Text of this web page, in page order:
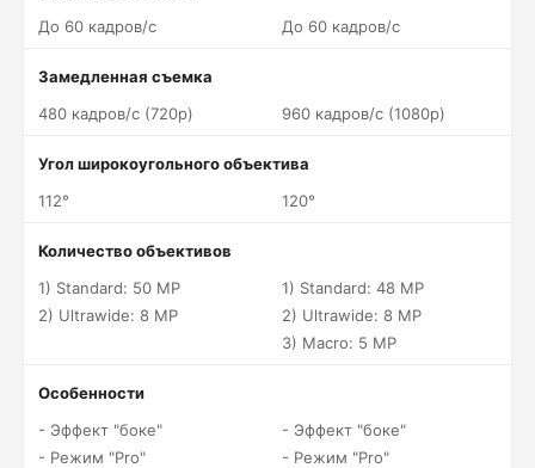
До 60 кадров/c
До 60 кадров/c
Замедленная съемка
480 кадров/c (720p)
960 кадров/c (1080p)
Угол широкоугольного объектива
112°
120°
Количество объективов
1) Standard: 50 MP
2) Ultrawide: 8 MP
1) Standard: 48 MP
2) Ultrawide: 8 MP
3) Macro: 5 MP
Особенности
- Эффект "боке"
- Режим "Pro"
- Эффект "боке"
- Режим "Pro"